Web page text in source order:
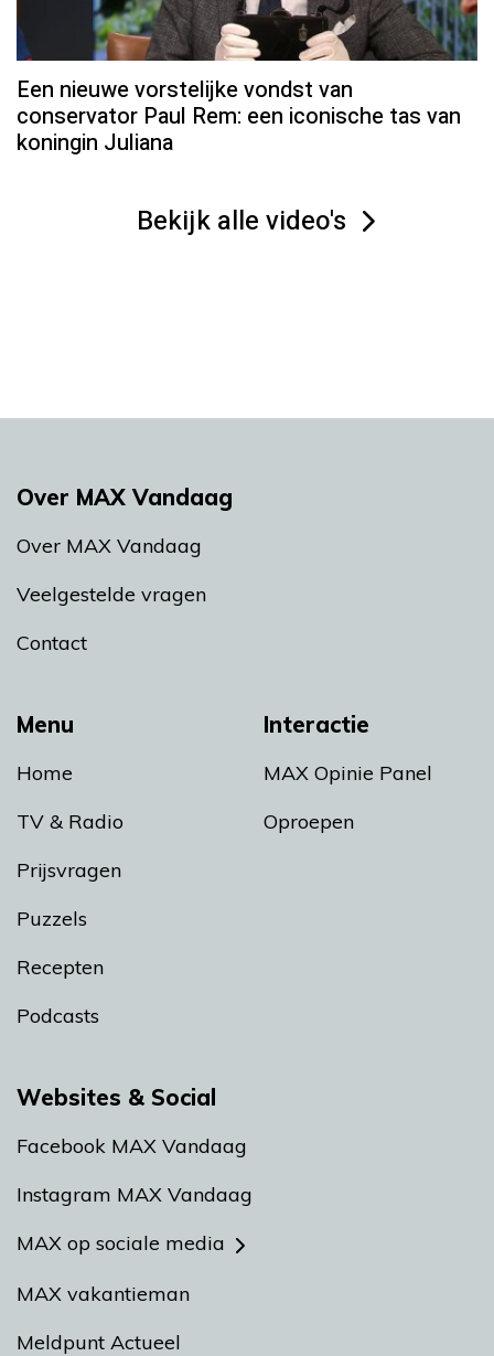
Een nieuwe vorstelijke vondst van
conservator Paul Rem: een iconische tas van
koningin Juliana
Bekijk alle video's
Menu
Home
TV & Radio
Prijsvragen
Puzzels
Recepten
Podcasts
Interactie
MAX Opinie Panel
Oproepen
Over MAX Vandaag
Over MAX Vandaag
Veelgestelde vragen
Contact
Websites & Social
Facebook MAX Vandaag
Instagram MAX Vandaag
MAX op sociale media
MAX vakantieman
Meldpunt Actueel